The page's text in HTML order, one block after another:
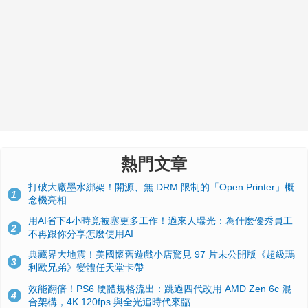
熱門文章
1
打破大廠墨水綁架！開源、無 DRM 限制的「Open Printer」概
念機亮相
2
用AI省下4小時竟被塞更多工作！過來人曝光：為什麼優秀員工
不再跟你分享怎麼使用AI
3
典藏界大地震！美國懷舊遊戲小店驚見 97 片未公開版《超級瑪
利歐兄弟》變體任天堂卡帶
4
效能翻倍！PS6 硬體規格流出：跳過四代改用 AMD Zen 6c 混
合架構，4K 120fps 與全光追時代來臨